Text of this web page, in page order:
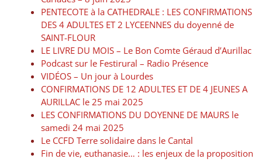
PENTECOTE à la CATHEDRALE : LES CONFIRMATIONS
DES 4 ADULTES ET 2 LYCEENNES du doyenné de
SAINT-FLOUR
LE LIVRE DU MOIS – Le Bon Comte Géraud d’Aurillac
Podcast sur le Festirural – Radio Présence
VIDÉOS – Un jour à Lourdes
CONFIRMATIONS DE 12 ADULTES ET DE 4 JEUNES A
AURILLAC le 25 mai 2025
LES CONFIRMATIONS DU DOYENNE DE MAURS le
samedi 24 mai 2025
Le CCFD Terre solidaire dans le Cantal
Fin de vie, euthanasie… : les enjeux de la proposition